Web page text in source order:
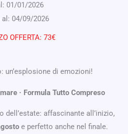
01/01/2026
al: 04/09/2026
OFFERTA: 73€
un’esplosione di emozioni!
· Formula Tutto Compreso
affascinante all’inizio,
e perfetto anche nel finale.